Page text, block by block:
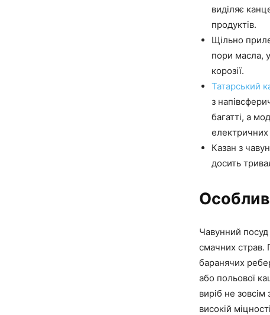
виділяє
продуктів.
Щільно
пори масла,
корозії.
Татарський
з
багатті, а
електричних
Казан з
досить
Чавунний
смачних страв.
баранячих
або польової
виріб не
високій